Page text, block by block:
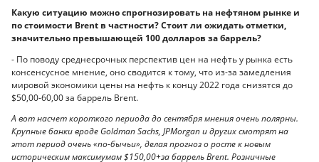
Какую ситуацию можно спрогнозировать на нефтяном рынке и
по стоимости Brent в частности? Стоит ли ожидать отметки,
значительно превышающей 100 долларов за баррель?
- По поводу среднесрочных перспектив цен на нефть у рынка есть
консенсусное мнение, оно сводится к тому, что из-за замедления
мировой экономики цены на нефть к концу 2022 года снизятся до
$50,00-60,00 за баррель Brent.
А вот насчет короткого периода до сентября мнения очень полярны.
Крупные банки вроде Goldman Sachs, JPMorgan и других смотрят на
этот период очень «по-бычьи», делая прогноз о росте к новым
историческим максимумам $150,00+за баррель Brent. Розничные